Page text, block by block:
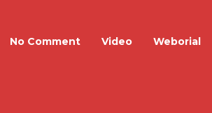
No Comment Video Weborial